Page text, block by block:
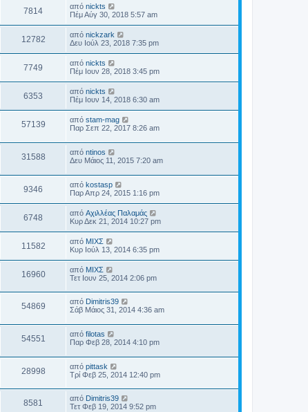
7814 από nickts
Πέμ Αύγ 30, 2018 5:57 am
12782 από nickzark
Δευ Ιούλ 23, 2018 7:35 pm
7749 από nickts
Πέμ Ιουν 28, 2018 3:45 pm
6353 από nickts
Πέμ Ιουν 14, 2018 6:30 am
57139 από stam-mag
Παρ Σεπ 22, 2017 8:26 am
31588 από ntinos
Δευ Μάιος 11, 2015 7:20 am
9346 από kostasp
Παρ Απρ 24, 2015 1:16 pm
6748 από Αχιλλέας Παλαμάς
Κυρ Δεκ 21, 2014 10:27 pm
11582 από ΜΙΧΣ
Κυρ Ιούλ 13, 2014 6:35 pm
16960 από ΜΙΧΣ
Τετ Ιουν 25, 2014 2:06 pm
54869 από Dimitris39
Σάβ Μάιος 31, 2014 4:36 am
54551 από filotas
Παρ Φεβ 28, 2014 4:10 pm
28998 από pittask
Τρί Φεβ 25, 2014 12:40 pm
8581 από Dimitris39
Τετ Φεβ 19, 2014 9:52 pm